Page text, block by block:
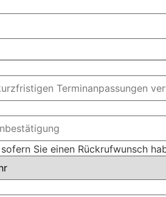
Sie einen Rückrufwunsch